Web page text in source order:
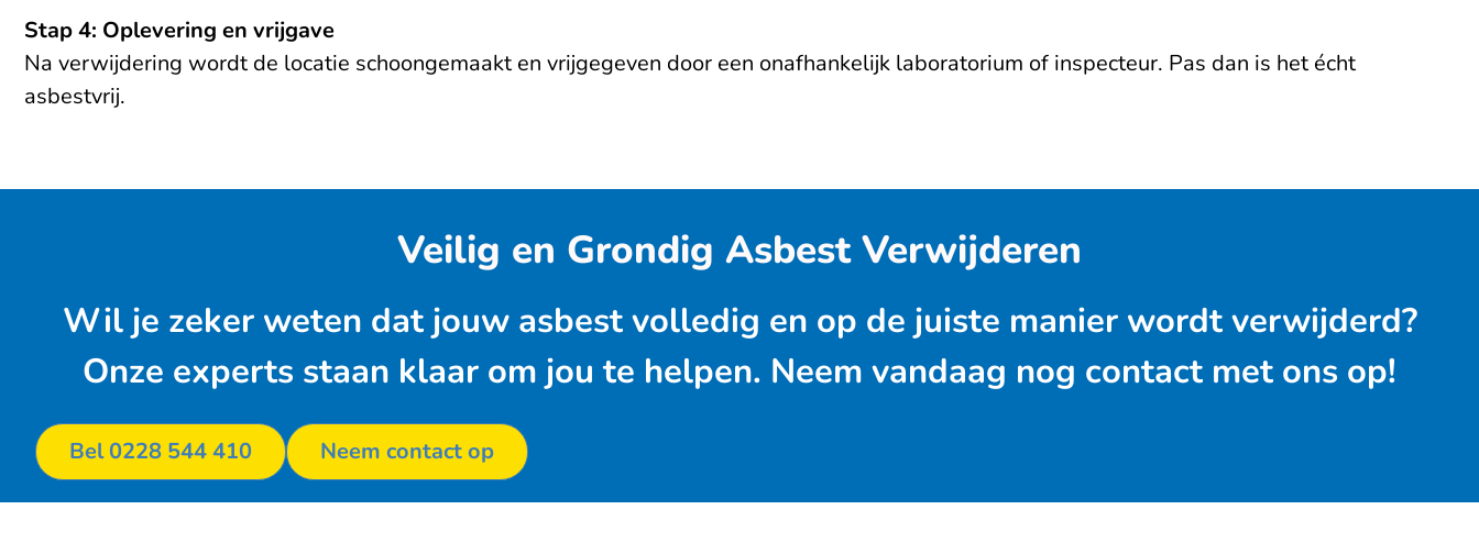
Stap 4: Oplevering en vrijgave
Na verwijdering wordt de locatie schoongemaakt en vrijgegeven door een onafhankelijk laboratorium of inspecteur. Pas dan is het écht
asbestvrij.
Veilig en Grondig Asbest Verwijderen
Wil je zeker weten dat jouw asbest volledig en op de juiste manier wordt verwijderd?
Onze experts staan klaar om jou te helpen. Neem vandaag nog contact met ons op!
Bel 0228 544 410 Neem contact op